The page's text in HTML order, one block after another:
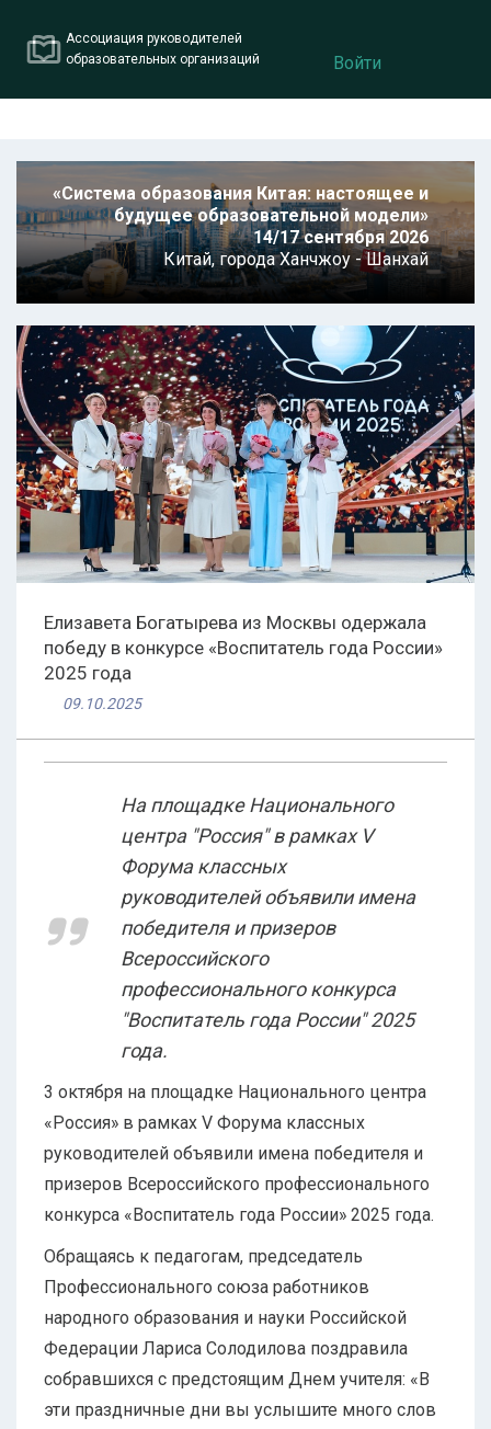
Ассоциация руководителей
образовательных организаций
Войти
«Система образования Китая: настоящее и
будущее образовательной модели»
14/17 сентября 2026
Китай,города Ханчжоу - Шанхай
Елизавета Богатырева из Москвы одержала
победу в конкурсе «Воспитатель года России»
2025 года
09.10.2025
На площадке Национального
центра "Россия" в рамках V
Форума классных
руководителей объявили имена
победителя и призеров
Всероссийского
профессионального конкурса
"Воспитатель года России" 2025
года.
3 октября на площадке Национального центра
«Россия» в рамках V Форума классных
руководителей объявили имена победителя и
призеров Всероссийского профессионального
конкурса «Воспитатель года России» 2025 года.
Обращаясь к педагогам, председатель
Профессионального союза работников
народного образования и науки Российской
Федерации Лариса Солодилова поздравила
собравшихся с предстоящим Днем учителя: «В
эти праздничные дни вы услышите много слов